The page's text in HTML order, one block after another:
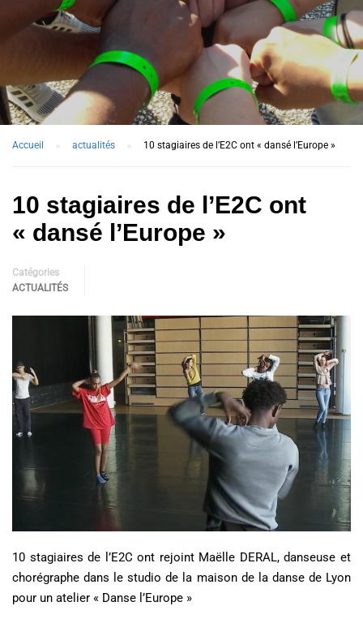
Accueil actualités 10 stagiaires de l’E2C ont « dansé l’Europe »
10 stagiaires de l’E2C ont
« dansé l’Europe »
Catégories
ACTUALITÉS
10 stagiaires de l’E2C ont rejoint Maëlle DERAL, danseuse et
chorégraphe dans le studio de la maison de la danse de Lyon
pour un atelier « Danse l’Europe »